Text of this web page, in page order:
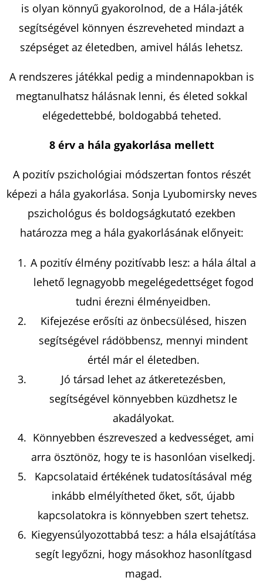
is olyan könnyű gyakorolnod, de a Hála-játék
segítségével könnyen észreveheted mindazt a
szépséget az életedben, amivel hálás lehetsz.
A rendszeres játékkal pedig a mindennapokban is
megtanulhatsz hálásnak lenni, és életed sokkal
elégedettebbé, boldogabbá teheted.
8 érv a hála gyakorlása mellett
A pozitív pszichológiai módszertan fontos részét
képezi a hála gyakorlása. Sonja Lyubomirsky neves
pszichológus és boldogságkutató ezekben
határozza meg a hála gyakorlásának előnyeit:
A pozitív élmény pozitívabb lesz: a hála által a
lehető legnagyobb megelégedettséget fogod
tudni érezni élményeidben.
Kifejezése erősíti az önbecsülésed, hiszen
segítségével rádöbbensz, mennyi mindent
értél már el életedben.
Jó társad lehet az átkeretezésben,
segítségével könnyebben küzdhetsz le
akadályokat.
Könnyebben észreveszed a kedvességet, ami
arra ösztönöz, hogy te is hasonlóan viselkedj.
Kapcsolataid értékének tudatosításával még
inkább elmélyítheted őket, sőt, újabb
kapcsolatokra is könnyebben szert tehetsz.
Kiegyensúlyozottabbá tesz: a hála elsajátítása
segít legyőzni, hogy másokhoz hasonlítgasd
magad.